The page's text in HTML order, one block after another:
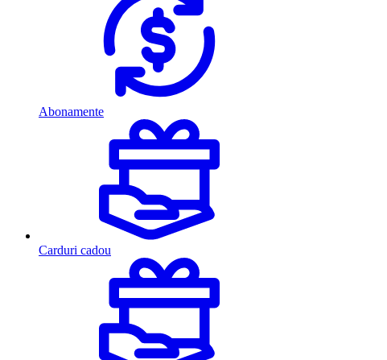
Abonamente
Carduri cadou